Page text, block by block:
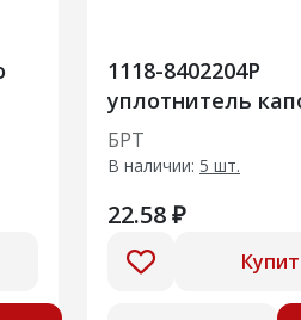
1118-8402204Р
уплотнитель
передний
БРТ
В наличии: 5 шт.
22.58 ₽